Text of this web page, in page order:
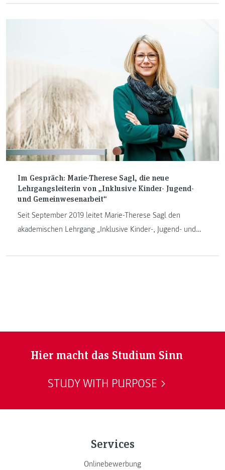
Gesundheits- und Krankenpflege weiterbilden können.
Im Gespräch: Marie-Therese Sagl, die neue
Lehrgangsleiterin von „Inklusive Kinder- Jugend-
und Gemeinwesenarbeit“
Seit September 2019 leitet Marie-Therese Sagl den
akademischen Lehrgang „Inklusive Kinder-, Jugend- und
Hier macht das Studium Sinn
STUDY WITH PURPOSE
Services
Onlinebewerbung